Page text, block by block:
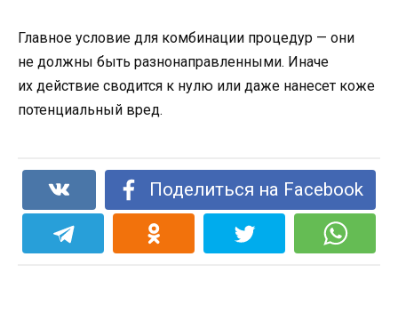
Главное условие для комбинации процедур — они
не должны быть разнонаправленными. Иначе
их действие сводится к нулю или даже нанесет коже
потенциальный вред.
Поделиться на Facebook